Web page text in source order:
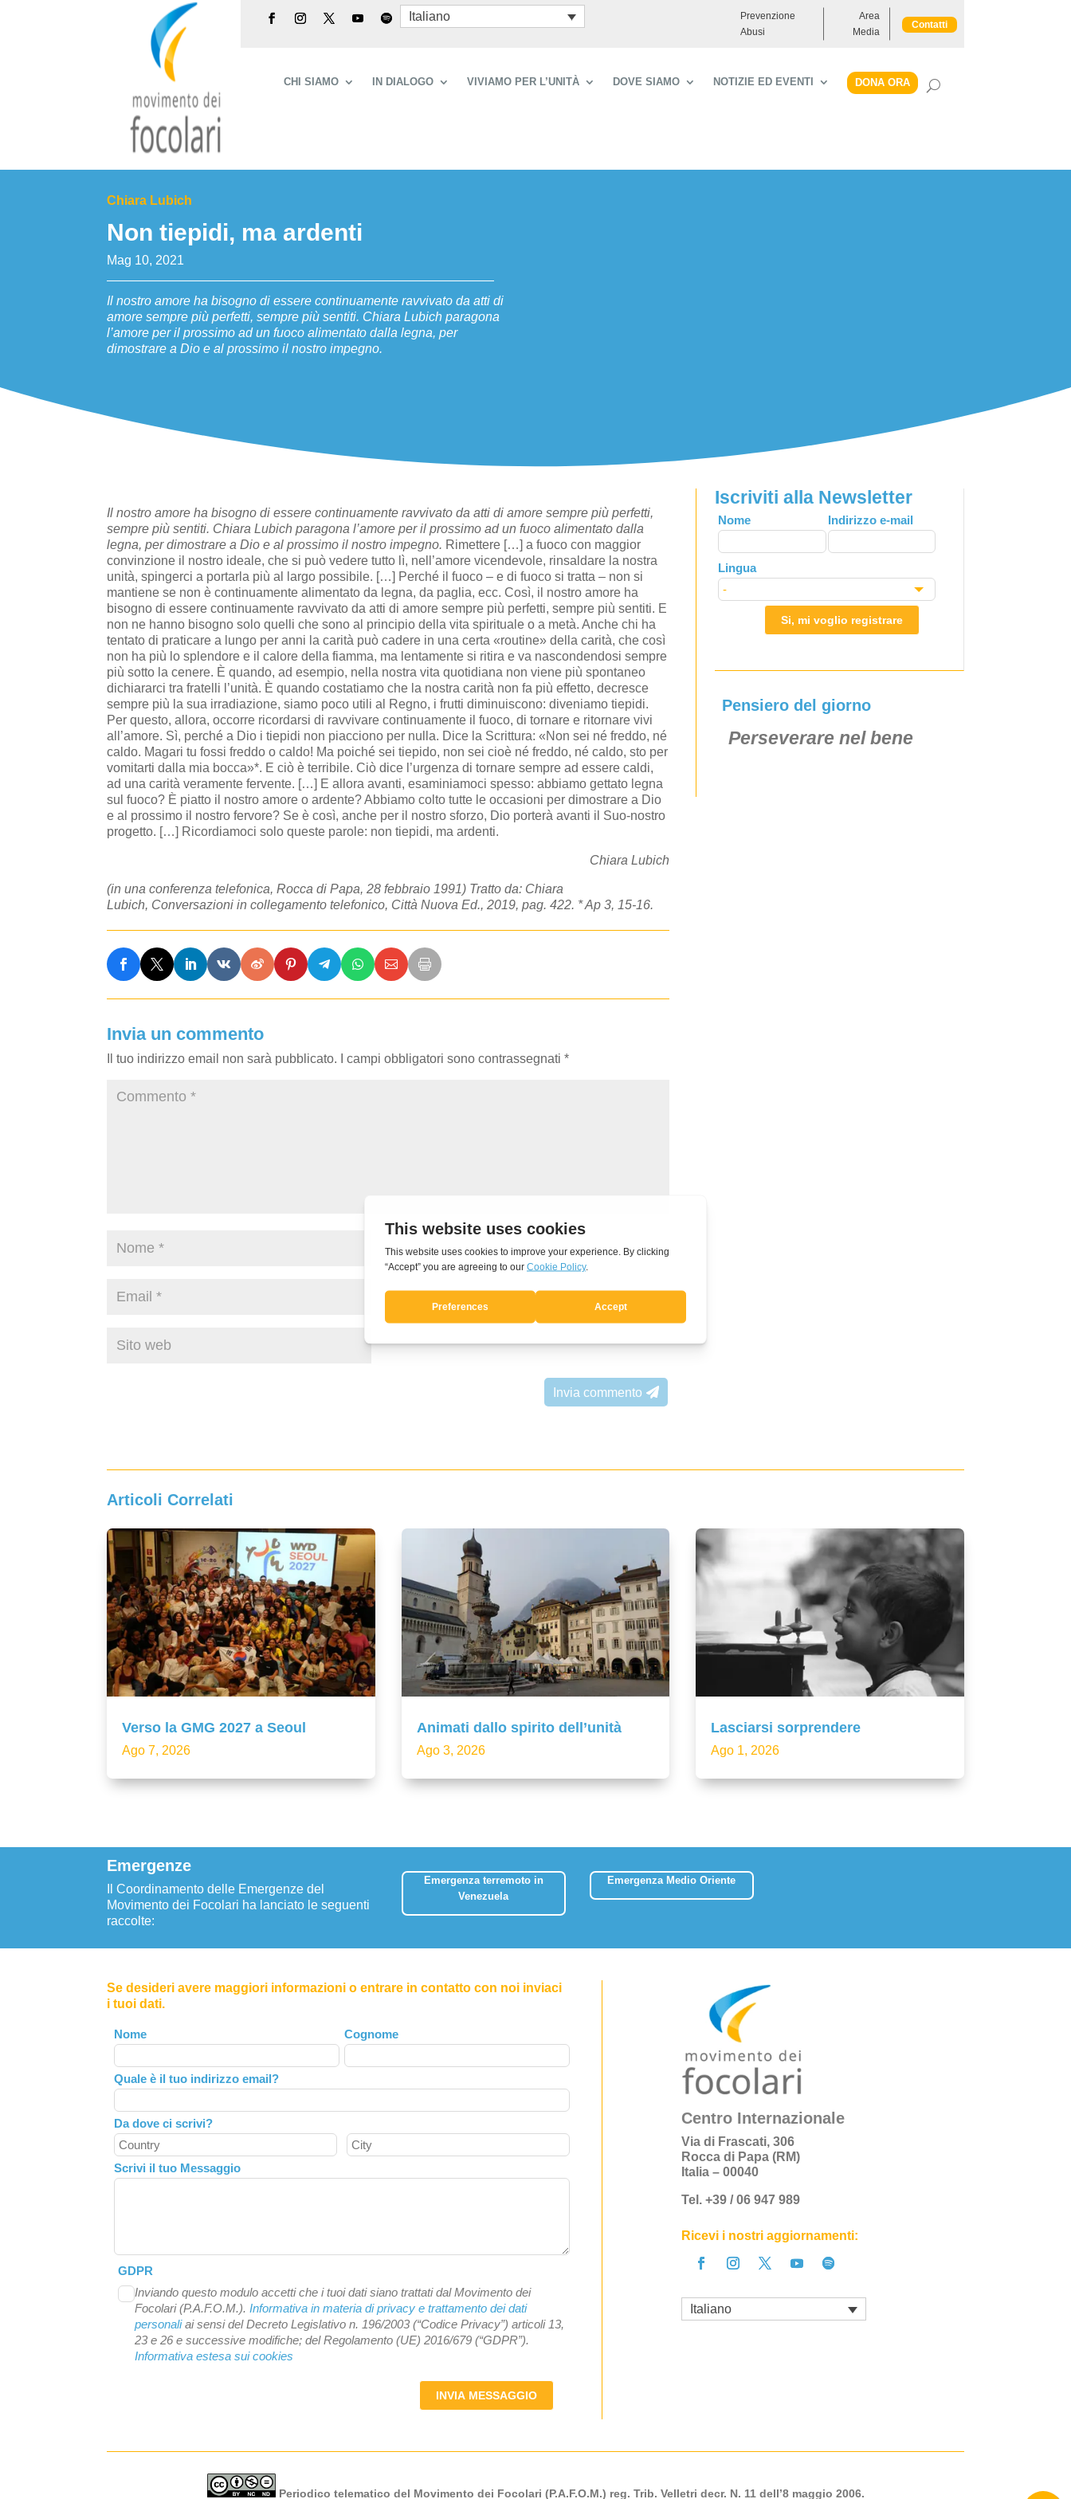
Italiano
Prevenzione
Abusi
Area
Media
Contatti
CHI SIAMO IN DIALOGO VIVIAMO PER L’UNITÀ DOVE SIAMO NOTIZIE ED EVENTI DONA ORA
Chiara Lubich
Non tiepidi, ma ardenti
Mag 10, 2021
Il nostro amore ha bisogno di essere continuamente ravvivato da atti di
amore sempre più perfetti, sempre più sentiti. Chiara Lubich paragona
l’amore per il prossimo ad un fuoco alimentato dalla legna, per
dimostrare a Dio e al prossimo il nostro impegno.
Il nostro amore ha bisogno di essere continuamente ravvivato da atti di amore sempre più perfetti,
sempre più sentiti. Chiara Lubich paragona l’amore per il prossimo ad un fuoco alimentato dalla
legna, per dimostrare a Dio e al prossimo il nostro impegno. Rimettere […] a fuoco con maggior
convinzione il nostro ideale, che si può vedere tutto lì, nell’amore vicendevole, rinsaldare la nostra
unità, spingerci a portarla più al largo possibile. […] Perché il fuoco – e di fuoco si tratta – non si
mantiene se non è continuamente alimentato da legna, da paglia, ecc. Così, il nostro amore ha
bisogno di essere continuamente ravvivato da atti di amore sempre più perfetti, sempre più sentiti. E
non ne hanno bisogno solo quelli che sono al principio della vita spirituale o a metà. Anche chi ha
tentato di praticare a lungo per anni la carità può cadere in una certa «routine» della carità, che così
non ha più lo splendore e il calore della fiamma, ma lentamente si ritira e va nascondendosi sempre
più sotto la cenere. È quando, ad esempio, nella nostra vita quotidiana non viene più spontaneo
dichia­rarci tra fratelli l’unità. È quando costatiamo che la nostra carità non fa più effetto, decresce
sempre più la sua irradiazione, siamo poco utili al Regno, i frutti diminuiscono: diveniamo tiepidi.
Per questo, allora, occorre ricordarsi di ravvivare continuamente il fuoco, di tornare e ritornare vivi
all’amore. Sì, perché a Dio i tiepidi non piacciono per nulla. Dice la Scrittu­ra: «Non sei né freddo, né
caldo. Magari tu fossi freddo o caldo! Ma poiché sei tiepido, non sei cioè né freddo, né caldo, sto per
vomitarti dalla mia bocca»*. E ciò è terribile. Ciò dice l’urgenza di tornare sempre ad essere caldi,
ad una carità veramente fervente. […] E allora avanti, esaminiamoci spesso: abbiamo gettato legna
sul fuoco? È piatto il nostro amore o ardente? Abbiamo colto tutte le oc­casioni per dimostrare a Dio
e al prossimo il nostro fervore? Se è così, anche per il nostro sforzo, Dio porterà avanti il Suo-no­stro
progetto. […] Ricordiamoci solo queste parole: non tiepidi, ma ardenti.
Chiara Lubich
(in una conferenza telefonica, Rocca di Papa, 28 febbraio 1991) Tratto da: Chiara
Lubich, Conversazioni in collegamento telefonico, Città Nuova Ed., 2019, pag. 422. *Ap3, 15-16.
Invia un commento
Il tuo indirizzo email non sarà pubblicato. I campi obbligatori sono contrassegnati*
Invia commento
Iscriviti alla Newsletter
Leave
this
field
blank
Nome Indirizzo e-mail
Lingua
Si, mi voglio registrare
Pensiero del giorno
Perseverare nel bene
Articoli Correlati
Verso la GMG 2027 a Seoul
Ago 7, 2026
Animati dallo spirito dell’unità
Ago 3, 2026
Lasciarsi sorprendere
Ago 1, 2026
Emergenze
Il Coordinamento delle Emergenze del
Movimento dei Focolari ha lanciato le seguenti
raccolte:
Emergenza terremoto in
Venezuela
Emergenza Medio Oriente
Se desideri avere maggiori informazioni o entrare in contatto con noi inviaci
i tuoi dati.
Leave
this
field
blank
Nome Cognome
Quale è il tuo indirizzo email?
Da dove ci scrivi?
Scrivi il tuo Messaggio
GDPR
Inviando questo modulo accetti che i tuoi dati siano trattati dal Movimento dei
Focolari (P.A.F.O.M.).Informativa in materia di privacy e trattamento dei dati
personaliai sensi del Decreto Legislativo n. 196/2003 (“Codice Privacy”) articoli 13,
23 e 26 e successive modifiche; del Regolamento (UE) 2016/679 (“GDPR”).
Informativa estesa sui cookies
INVIA MESSAGGIO
Centro Internazionale
Via di Frascati, 306
Rocca di Papa (RM)
Italia – 00040
Tel. +39 / 06 947 989
Ricevi i nostri aggiornamenti:
Italiano
Periodico telematico del Movimento dei Focolari (P.A.F.O.M.) reg. Trib. Velletri decr. N. 11 dell’8 maggio 2006.